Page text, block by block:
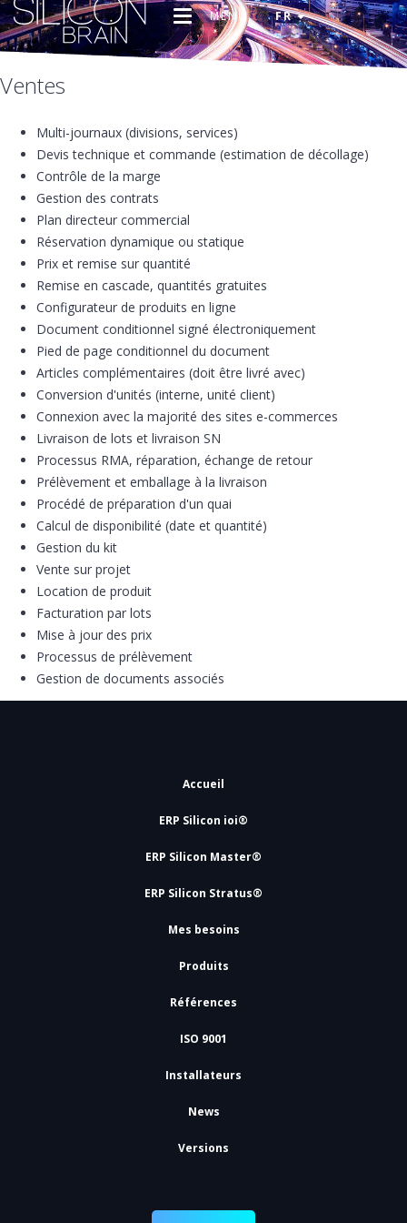
MENU FR
Ventes
Multi-journaux (divisions, services)
Devis technique et commande (estimation de décollage)
Contrôle de la marge
Gestion des contrats
Plan directeur commercial
Réservation dynamique ou statique
Prix et remise sur quantité
Remise en cascade, quantités gratuites
Configurateur de produits en ligne
Document conditionnel signé électroniquement
Pied de page conditionnel du document
Articles complémentaires (doit être livré avec)
Conversion d'unités (interne, unité client)
Connexion avec la majorité des sites e-commerces
Livraison de lots et livraison SN
Processus RMA, réparation, échange de retour
Prélèvement et emballage à la livraison
Procédé de préparation d'un quai
Calcul de disponibilité (date et quantité)
Gestion du kit
Vente sur projet
Location de produit
Facturation par lots
Mise à jour des prix
Processus de prélèvement
Gestion de documents associés
Accueil
ERP Silicon ioi®
ERP Silicon Master®
ERP Silicon Stratus®
Mes besoins
Produits
Références
ISO 9001
Installateurs
News
Versions